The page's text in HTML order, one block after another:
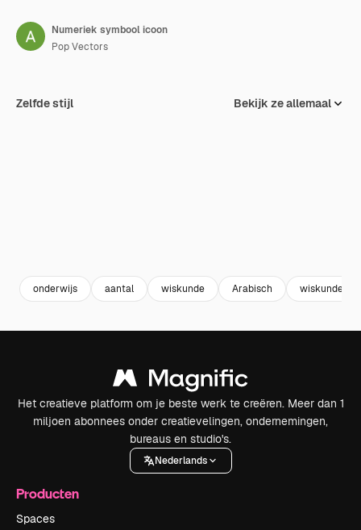
Numeriek symbool icoon
Pop Vectors
Zelfde stijl Bekijk ze allemaal
onderwijs aantal wiskunde Arabisch wiskunde
Het creatieve platform om je beste werk te creëren. Meer dan 1
miljoen abonnees onder creatievelingen, ondernemingen,
bureaus en studio's.
Nederlands
Producten
Spaces